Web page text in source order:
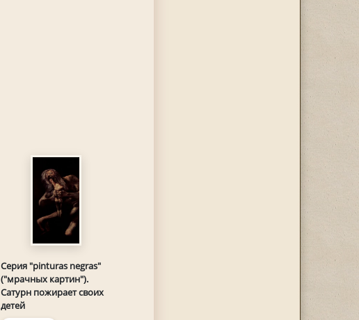
Серия "pinturas negras"
("мрачных картин").
Сатурн пожирает своих
детей